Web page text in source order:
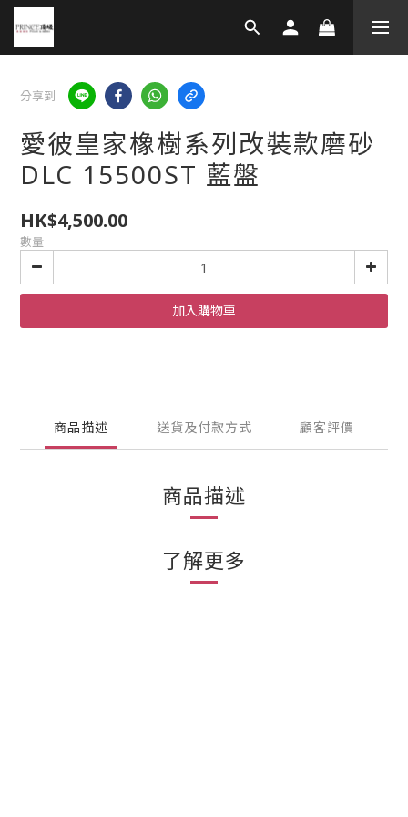
分享到
愛彼皇家橡樹系列改裝款磨砂
DLC 15500ST 藍盤
HK$4,500.00
數量
加入購物車
商品描述 送貨及付款方式 顧客評價
商品描述
了解更多